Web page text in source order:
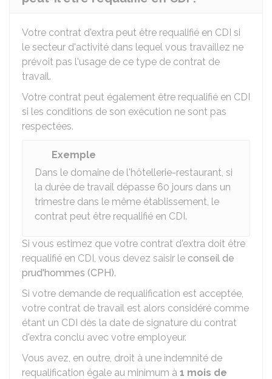
Votre contrat d'extra peut être requalifié en CDI si
le secteur d'activité dans lequel vous travaillez ne
prévoit pas l'usage de ce type de contrat de
travail.
Votre contrat peut également être requalifié en CDI
si les conditions de son exécution ne sont pas
respectées.
Exemple
Dans le domaine de l'hôtellerie-restaurant, si
la durée de travail dépasse 60 jours dans un
trimestre dans le même établissement, le
contrat peut être requalifié en CDI.
Si vous estimez que votre contrat d'extra doit être
requalifié en CDI, vous devez saisir le conseil de
prud'hommes (CPH).
Si votre demande de requalification est acceptée,
votre contrat de travail est alors considéré comme
étant un CDI dès la date de signature du contrat
d'extra conclu avec votre employeur.
Vous avez, en outre, droit à une indemnité de
requalification égale au minimum à 1 mois de